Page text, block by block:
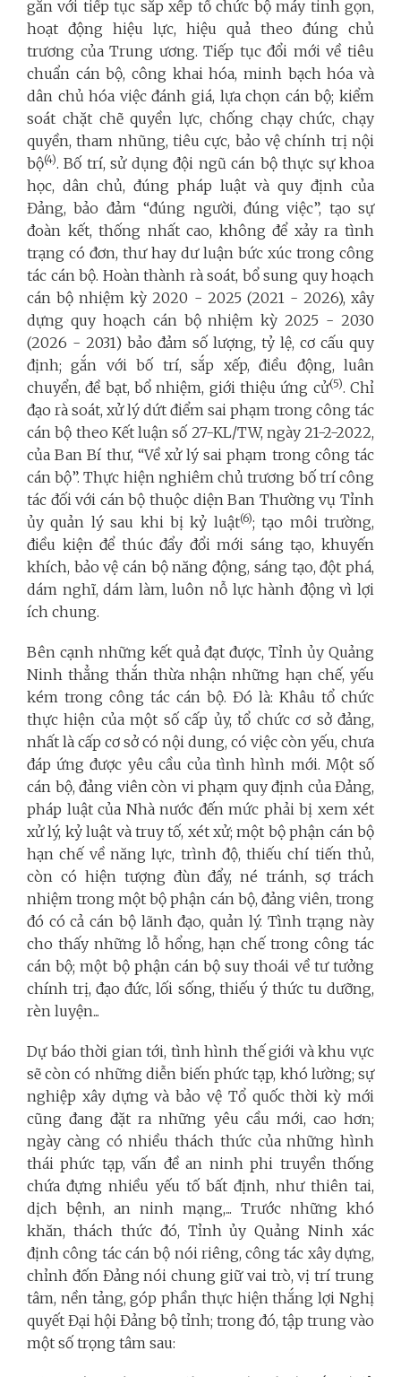
gắn với tiếp tục sắp xếp tổ chức bộ máy tinh gọn,
hoạt động hiệu lực, hiệu quả theo đúng chủ
trương của Trung ương. Tiếp tục đổi mới về tiêu
chuẩn cán bộ, công khai hóa, minh bạch hóa và
dân chủ hóa việc đánh giá, lựa chọn cán bộ; kiểm
soát chặt chẽ quyền lực, chống chạy chức, chạy
quyền, tham nhũng, tiêu cực, bảo vệ chính trị nội
bộ(4). Bố trí, sử dụng đội ngũ cán bộ thực sự khoa
học, dân chủ, đúng pháp luật và quy định của
Đảng, bảo đảm “đúng người, đúng việc”, tạo sự
đoàn kết, thống nhất cao, không để xảy ra tình
trạng có đơn, thư hay dư luận bức xúc trong công
tác cán bộ. Hoàn thành rà soát, bổ sung quy hoạch
cán bộ nhiệm kỳ 2020 - 2025 (2021 - 2026), xây
dựng quy hoạch cán bộ nhiệm kỳ 2025 - 2030
(2026 - 2031) bảo đảm số lượng, tỷ lệ, cơ cấu quy
định; gắn với bố trí, sắp xếp, điều động, luân
chuyển, đề bạt, bổ nhiệm, giới thiệu ứng cử(5). Chỉ
đạo rà soát, xử lý dứt điểm sai phạm trong công tác
cán bộ theo Kết luận số 27-KL/TW, ngày 21-2-2022,
của Ban Bí thư, “Về xử lý sai phạm trong công tác
cán bộ”. Thực hiện nghiêm chủ trương bố trí công
tác đối với cán bộ thuộc diện Ban Thường vụ Tỉnh
ủy quản lý sau khi bị kỷ luật(6); tạo môi trường,
điều kiện để thúc đẩy đổi mới sáng tạo, khuyến
khích, bảo vệ cán bộ năng động, sáng tạo, đột phá,
dám nghĩ, dám làm, luôn nỗ lực hành động vì lợi
ích chung.
Bên cạnh những kết quả đạt được, Tỉnh ủy Quảng
Ninh thẳng thắn thừa nhận những hạn chế, yếu
kém trong công tác cán bộ. Đó là: Khâu tổ chức
thực hiện của một số cấp ủy, tổ chức cơ sở đảng,
nhất là cấp cơ sở có nội dung, có việc còn yếu, chưa
đáp ứng được yêu cầu của tình hình mới. Một số
cán bộ, đảng viên còn vi phạm quy định của Đảng,
pháp luật của Nhà nước đến mức phải bị xem xét
xử lý, kỷ luật và truy tố, xét xử; một bộ phận cán bộ
hạn chế về năng lực, trình độ, thiếu chí tiến thủ,
còn có hiện tượng đùn đẩy, né tránh, sợ trách
nhiệm trong một bộ phận cán bộ, đảng viên, trong
đó có cả cán bộ lãnh đạo, quản lý. Tình trạng này
cho thấy những lỗ hổng, hạn chế trong công tác
cán bộ; một bộ phận cán bộ suy thoái về tư tưởng
chính trị, đạo đức, lối sống, thiếu ý thức tu dưỡng,
rèn luyện...
Dự báo thời gian tới, tình hình thế giới và khu vực
sẽ còn có những diễn biến phức tạp, khó lường; sự
nghiệp xây dựng và bảo vệ Tổ quốc thời kỳ mới
cũng đang đặt ra những yêu cầu mới, cao hơn;
ngày càng có nhiều thách thức của những hình
thái phức tạp, vấn đề an ninh phi truyền thống
chứa đựng nhiều yếu tố bất định, như thiên tai,
dịch bệnh, an ninh mạng,... Trước những khó
khăn, thách thức đó, Tỉnh ủy Quảng Ninh xác
định công tác cán bộ nói riêng, công tác xây dựng,
chỉnh đốn Đảng nói chung giữ vai trò, vị trí trung
tâm, nền tảng, góp phần thực hiện thắng lợi Nghị
quyết Đại hội Đảng bộ tỉnh; trong đó, tập trung vào
một số trọng tâm sau: